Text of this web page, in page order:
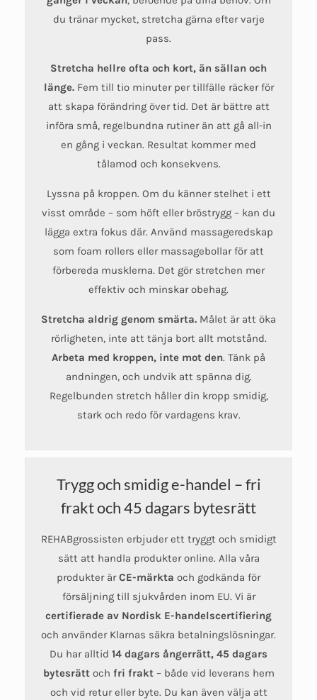
du tränar mycket, stretcha gärna efter varje
pass.
Stretcha hellre ofta och kort, än sällan och
länge.Fem till tio minuter per tillfälle räcker för
att skapa förändring över tid. Det är bättre att
införa små, regelbundna rutiner än att gå all-in
en gång i veckan. Resultat kommer med
tålamod och konsekvens.
Lyssna på kroppen. Om du känner stelhet i ett
visst område – som höft eller bröstrygg – kan du
lägga extra fokus där. Använd massageredskap
som foam rollers eller massagebollar för att
förbereda musklerna. Det gör stretchen mer
effektiv och minskar obehag.
Stretcha aldrig genom smärta. Målet är att öka
rörligheten, inte att tänja bort allt motstånd.
Arbeta med kroppen, inte mot den. Tänk på
andningen, och undvik att spänna dig.
Regelbunden stretch håller din kropp smidig,
stark och redo för vardagens krav.
Trygg och smidig e-handel – fri
frakt och 45 dagars bytesrätt
REHABgrossisten erbjuder ett tryggt och smidigt
sätt att handla produkter online. Alla våra
produkter ärCE-märkta och godkända för
försäljning till sjukvården inom EU. Vi är
certifierade av Nordisk E-handelscertifiering
och använder Klarnas säkra betalningslösningar.
Du har alltid 14 dagars ångerrätt, 45 dagars
bytesrätt och fri frakt– både vid leverans hem
och vid retur eller byte. Du kan även välja att